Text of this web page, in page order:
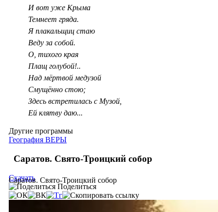
И вот уже Крыма
Темнеет гряда.
Я плакальщиц стаю
Веду за собой.
О, тихого края
Плащ голубой!..
Над мёртвой медузой
Смущённо стою;
Здесь встретилась с Музой,
Ей клятву даю...
Другие программы
География ВЕРЫ
Саратов. Свято-Троицкий собор
Саратов. Свято-Троицкий собор
Скачать
Поделиться